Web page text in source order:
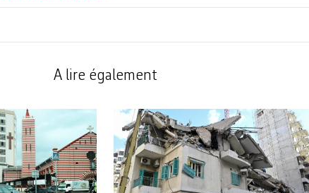
A lire également